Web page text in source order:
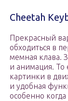
Cheetah
Прекрасный
обходиться в
мемная клава.
и анимация. То
картинки в
и удобная
особенно